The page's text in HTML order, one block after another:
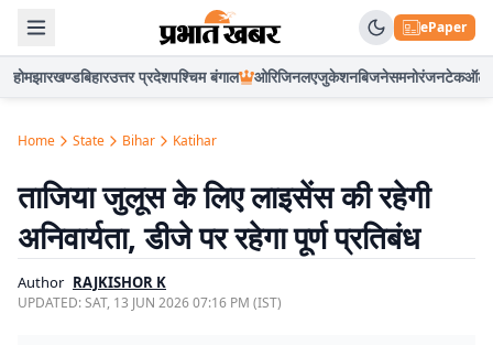
ePaper
होमझारखण्डबिहारउत्तर प्रदेशपश्चिम बंगाल ओरिजिनलएजुकेशनबिजनेसमनोरंजनटेकऑटो
Home State Bihar Katihar
ताजिया जुलूस के लिए लाइसेंस की रहेगी
अनिवार्यता, डीजे पर रहेगा पूर्ण प्रतिबंध
Author RAJKISHOR K
UPDATED:SAT, 13 JUN 2026 07:16 PM (IST)